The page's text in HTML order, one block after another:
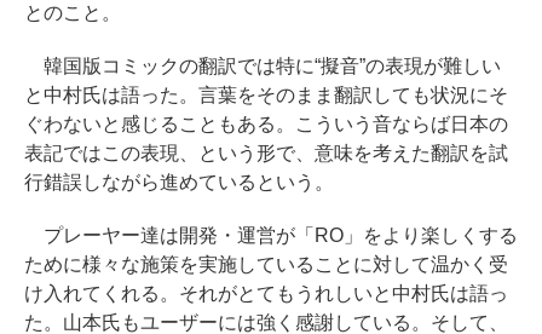
とのこと。
韓国版コミックの翻訳では特に“擬音”の表現が難しい
と中村氏は語った。言葉をそのまま翻訳しても状況にそ
ぐわないと感じることもある。こういう音ならば日本の
表記ではこの表現、という形で、意味を考えた翻訳を試
行錯誤しながら進めているという。
プレーヤー達は開発・運営が「RO」をより楽しくする
ために様々な施策を実施していることに対して温かく受
け入れてくれる。それがとてもうれしいと中村氏は語っ
た。山本氏もユーザーには強く感謝している。そして、